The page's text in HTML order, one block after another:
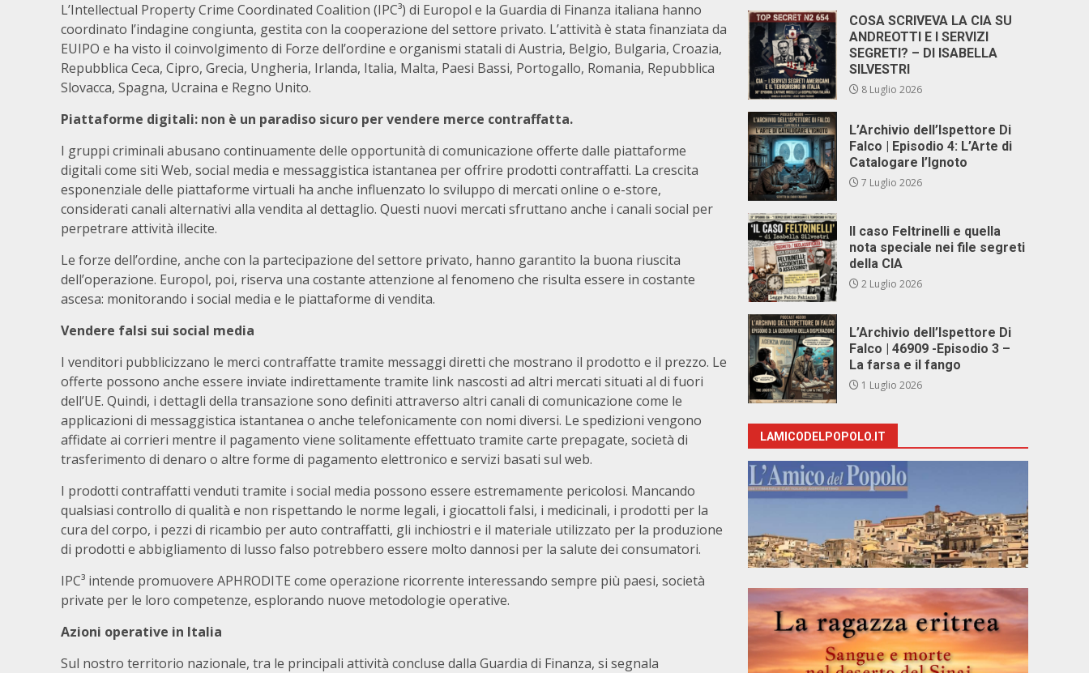
L’Intellectual Property Crime Coordinated Coalition (IPC³) di Europol e la Guardia di Finanza italiana hanno
coordinato l’indagine congiunta, gestita con la cooperazione del settore privato. L’attività è stata finanziata da
EUIPO e ha visto il coinvolgimento di Forze dell’ordine e organismi statali di Austria, Belgio, Bulgaria, Croazia,
Repubblica Ceca, Cipro, Grecia, Ungheria, Irlanda, Italia, Malta, Paesi Bassi, Portogallo, Romania, Repubblica
Slovacca, Spagna, Ucraina e Regno Unito.
Piattaforme digitali: non è un paradiso sicuro per vendere merce contraffatta.
I gruppi criminali abusano continuamente delle opportunità di comunicazione offerte dalle piattaforme
digitali come siti Web, social media e messaggistica istantanea per offrire prodotti contraffatti. La crescita
esponenziale delle piattaforme virtuali ha anche influenzato lo sviluppo di mercati online o e-store,
considerati canali alternativi alla vendita al dettaglio. Questi nuovi mercati sfruttano anche i canali social per
perpetrare attività illecite.
Le forze dell’ordine, anche con la partecipazione del settore privato, hanno garantito la buona riuscita
dell’operazione. Europol, poi, riserva una costante attenzione al fenomeno che risulta essere in costante
ascesa: monitorando i social media e le piattaforme di vendita.
Vendere falsi sui social media
I venditori pubblicizzano le merci contraffatte tramite messaggi diretti che mostrano il prodotto e il prezzo. Le
offerte possono anche essere inviate indirettamente tramite link nascosti ad altri mercati situati al di fuori
dell’UE. Quindi, i dettagli della transazione sono definiti attraverso altri canali di comunicazione come le
applicazioni di messaggistica istantanea o anche telefonicamente con nomi diversi. Le spedizioni vengono
affidate ai corrieri mentre il pagamento viene solitamente effettuato tramite carte prepagate, società di
trasferimento di denaro o altre forme di pagamento elettronico e servizi basati sul web.
I prodotti contraffatti venduti tramite i social media possono essere estremamente pericolosi. Mancando
qualsiasi controllo di qualità e non rispettando le norme legali, i giocattoli falsi, i medicinali, i prodotti per la
cura del corpo, i pezzi di ricambio per auto contraffatti, gli inchiostri e il materiale utilizzato per la produzione
di prodotti e abbigliamento di lusso falso potrebbero essere molto dannosi per la salute dei consumatori.
IPC³ intende promuovere APHRODITE come operazione ricorrente interessando sempre più paesi, società
private per le loro competenze, esplorando nuove metodologie operative.
Azioni operative in Italia
Sul nostro territorio nazionale, tra le principali attività concluse dalla Guardia di Finanza, si segnala
COSA SCRIVEVA LA CIA SU
ANDREOTTI E I SERVIZI
SEGRETI? – DI ISABELLA
SILVESTRI
8 Luglio 2026
L’Archivio dell’Ispettore Di
Falco | Episodio 4: L’Arte di
Catalogare l’Ignoto
7 Luglio 2026
Il caso Feltrinelli e quella
nota speciale nei file segreti
della CIA
2 Luglio 2026
L’Archivio dell’Ispettore Di
Falco | 46909 -Episodio 3 –
La farsa e il fango
1 Luglio 2026
LAMICODELPOPOLO.IT